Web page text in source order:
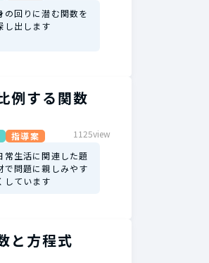
の回りに潜む関数を
し出します
例する関数
指導案 1125view
常生活に関連した題
で問題に親しみやす
しています
と方程式